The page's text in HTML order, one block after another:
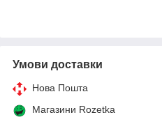
Умови доставки
Нова Пошта
Магазини Rozetka